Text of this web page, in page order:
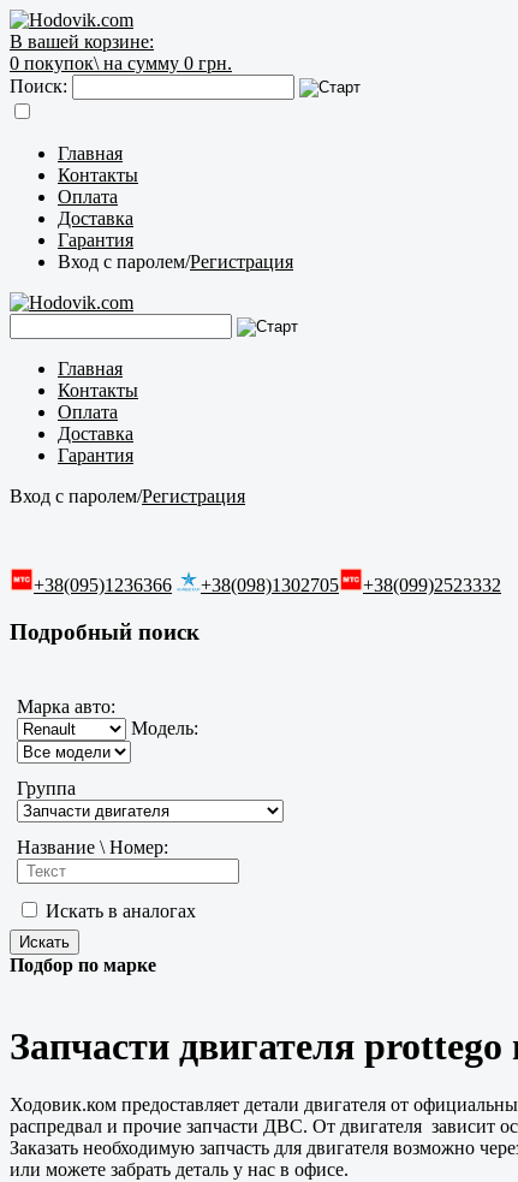
В вашей корзине:
0 покупок\ на сумму 0 грн.
Поиск:
Главная
Контакты
Оплата
Доставка
Гарантия
Вход с паролем/Регистрация
Главная
Контакты
Оплата
Доставка
Гарантия
Вход с паролем/Регистрация
+38(095)1236366 +38(098)1302705 +38(099)2523332
Подробный поиск
Марка авто:
Модель:
Группа
Название \ Номер:
Искать в аналогах
Подбор по марке
Запчасти двигателя
Ходовик.ком предоставляет детали двигателя от
распредвал и прочие запчасти ДВС. От двигателя зависит
Заказать необходимую запчасть для двигателя возможно
или можете забрать деталь у нас в офисе.